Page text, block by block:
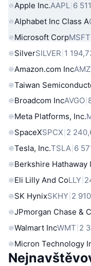
Apple Inc.AAPL 6
Alphabet Inc Class A
Microsoft CorpMSFT
SilverSILVER 1
Amazon.com Inc
Taiwan
Broadcom IncAVGO
Meta Platforms, Inc.
SpaceXSPCX 2
Tesla, Inc.TSLA 6
Berkshire Hathaway
Eli Lilly And CoLLY
SK HynixSKHY 2
JPmorgan Chase &
Walmart IncWMT 2
Micron Technology